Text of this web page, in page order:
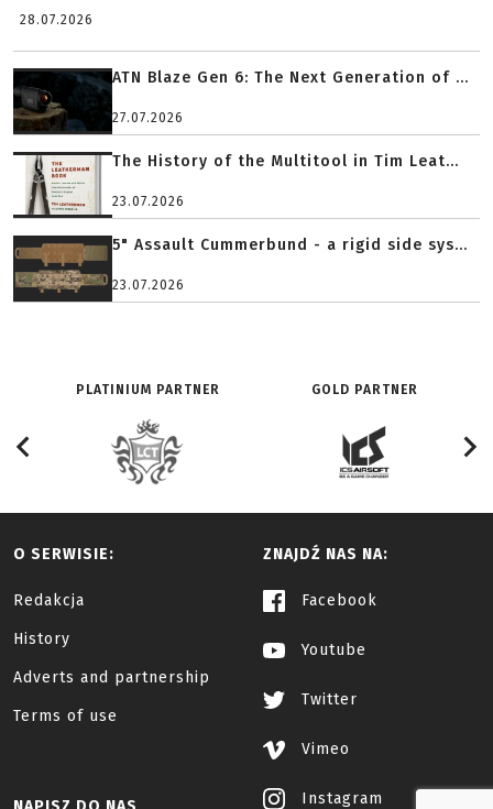
28.07.2026
ATN Blaze Gen 6: The Next Generation of ...
27.07.2026
The History of the Multitool in Tim Leat...
23.07.2026
5" Assault Cummerbund - a rigid side sys...
23.07.2026
PLATINIUM PARTNER GOLD PARTNER
O SERWISIE:
Redakcja
History
Adverts and partnership
Terms of use
ZNAJDŹ NAS NA:
Facebook
Youtube
Twitter
Vimeo
Instagram